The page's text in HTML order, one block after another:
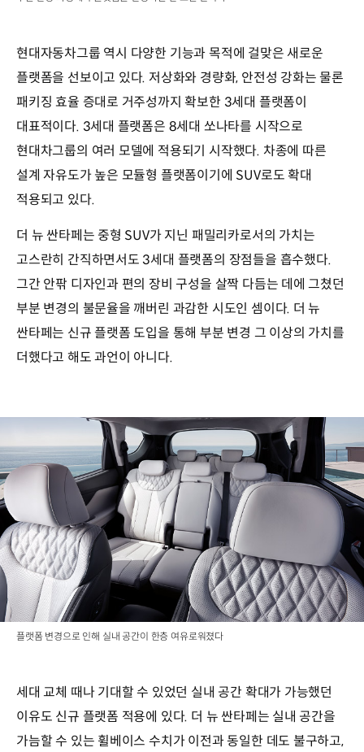
현대자동차그룹 역시 다양한 기능과 목적에 걸맞은 새로운
플랫폼을 선보이고 있다. 저상화와 경량화, 안전성 강화는 물론
패키징 효율 증대로 거주성까지 확보한 3세대 플랫폼이
대표적이다. 3세대 플랫폼은 8세대 쏘나타를 시작으로
현대차그룹의 여러 모델에 적용되기 시작했다. 차종에 따른
설계 자유도가 높은 모듈형 플랫폼이기에 SUV로도 확대
적용되고 있다.
더 뉴 싼타페는 중형 SUV가 지닌 패밀리카로서의 가치는
고스란히 간직하면서도 3세대 플랫폼의 장점들을 흡수했다.
그간 안팎 디자인과 편의 장비 구성을 살짝 다듬는 데에 그쳤던
부분 변경의 불문율을 깨버린 과감한 시도인 셈이다. 더 뉴
싼타페는 신규 플랫폼 도입을 통해 부분 변경 그 이상의 가치를
더했다고 해도 과언이 아니다.
플랫폼 변경으로 인해 실내 공간이 한층 여유로워졌다
세대 교체 때나 기대할 수 있었던 실내 공간 확대가 가능했던
이유도 신규 플랫폼 적용에 있다. 더 뉴 싼타페는 실내 공간을
가늠할 수 있는 휠베이스 수치가 이전과 동일한 데도 불구하고,